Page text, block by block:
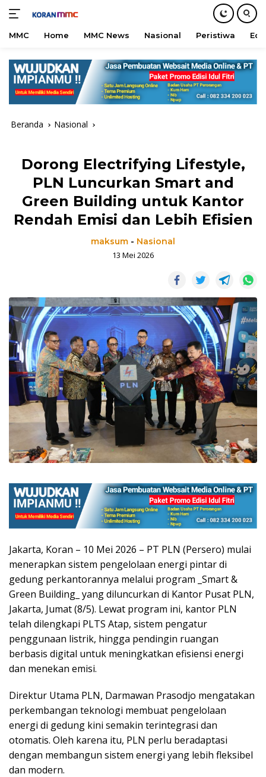
konten
MMC Home MMC News Nasional Peristiwa
Beranda Nasional
Dorong Electrifying Lifestyle,
PLN Luncurkan Smart and
Green Building untuk Kantor
Rendah Emisi dan Lebih Efisien
maksum - Nasional
13 Mei 2026
Jakarta, Koran – 10 Mei 2026 – PT PLN (Persero) mulai
menerapkan sistem pengelolaan energi pintar di
gedung perkantorannya melalui program _Smart &
Green Building_ yang diluncurkan di Kantor Pusat PLN,
Jakarta, Jumat (8/5). Lewat program ini, kantor PLN
telah dilengkapi PLTS Atap, sistem pengatur
penggunaan listrik, hingga pendingin ruangan
berbasis digital untuk meningkatkan efisiensi energi
dan menekan emisi.
Direktur Utama PLN, Darmawan Prasodjo mengatakan
perkembangan teknologi membuat pengelolaan
energi di gedung kini semakin terintegrasi dan
otomatis. Oleh karena itu, PLN perlu beradaptasi
dengan membangun sistem energi yang lebih fleksibel
dan modern.